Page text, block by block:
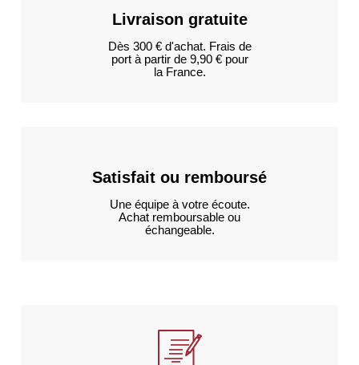
Livraison gratuite
Dès 300 € d'achat. Frais de
port à partir de 9,90 € pour
la France.
Satisfait ou remboursé
Une équipe à votre écoute.
Achat remboursable ou
échangeable.